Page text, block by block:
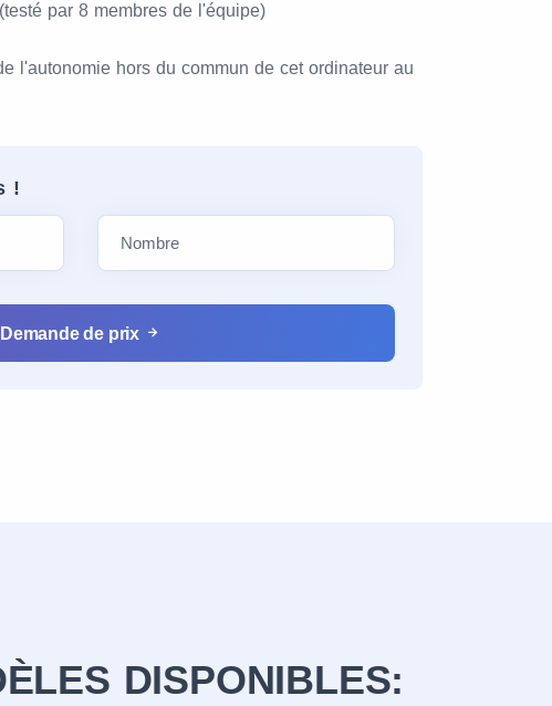
(testé par 8 membres de l'équipe)
l'autonomie hors du commun de cet ordinateur au
!
Demande de prix
DISPONIBLES: